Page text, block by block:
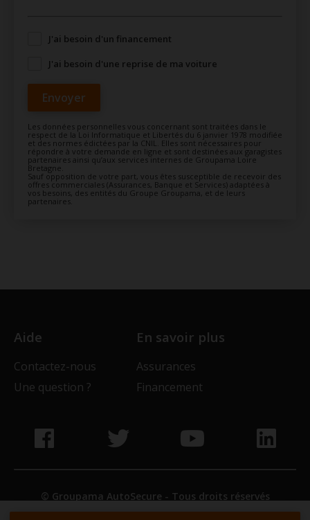
J'ai besoin d'un financement
J'ai besoin d'une reprise de ma voiture
Envoyer
Les données personnelles vous concernant sont traitées dans le
respect de la Loi Informatique et Libertés du 6 janvier 1978 modifiée
et des normes édictées par la CNIL. Elles sont nécessaires pour
répondre à votre demande en ligne et sont destinées aux garagistes
partenaires ainsi qu’aux services internes de Groupama Loire
Bretagne.
Sauf opposition de votre part, vous êtes susceptible de recevoir des
offres commerciales (Assurances, Banque et Services) adaptées à
vos besoins, des entités du Groupe Groupama, et de leurs
partenaires.
Aide
Contactez-nous
Une question ?
En savoir plus
Assurances
Financement
© Groupama AutoSecure - Tous droits réservés